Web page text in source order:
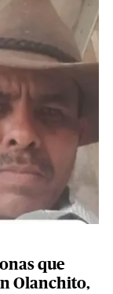
que
Olanchito,